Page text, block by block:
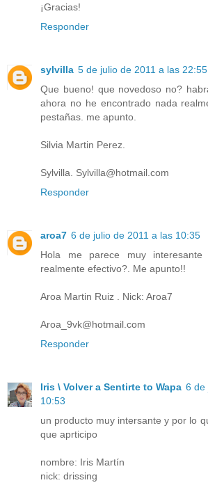
¡Gracias!
Responder
sylvilla 5 de julio de 2011 a las 22:55
Que bueno! que novedoso no?
ahora no he encontrado nada
pestañas. me apunto.
Silvia Martin Perez.
Sylvilla. Sylvilla@hotmail.com
Responder
aroa7 6 de julio de 2011 a las 10:35
Hola me parece muy
realmente efectivo?. Me apunto!!
Aroa Martin Ruiz . Nick: Aroa7
Aroa_9vk@hotmail.com
Responder
Iris \ Volver a Sentirte to Wapa 6 de
10:53
un producto muy intersante y por lo
que aprticipo
nombre: Iris Martín
nick: drissing